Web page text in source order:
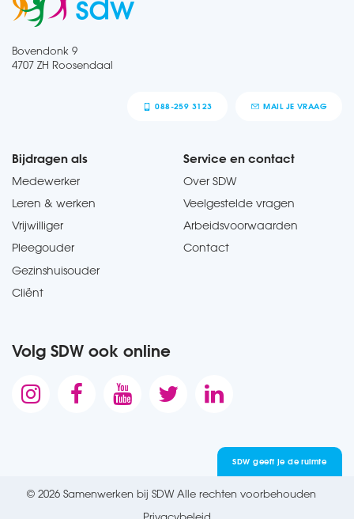
Bovendonk 9
4707 ZH Roosendaal
088-259 3123 MAIL JE VRAAG
Bijdragen als
Medewerker
Leren & werken
Vrijwilliger
Pleegouder
Gezinshuisouder
Cliënt
Service en contact
Over SDW
Veelgestelde vragen
Arbeidsvoorwaarden
Contact
Volg SDW ook online
    
© 2026 Samenwerken bij SDW Alle rechten voorbehouden
SDW geeft je de ruimte